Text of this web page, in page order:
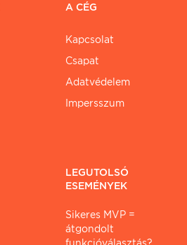
A CÉG
Kapcsolat
Csapat
Adatvédelem
Impersszum
LEGUTOLSÓ
ESEMÉNYEK
Sikeres MVP =
átgondolt
funkcióválasztás?